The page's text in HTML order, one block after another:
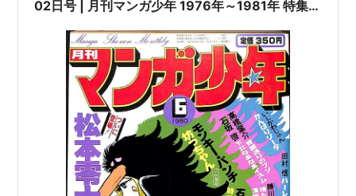
02日号 | 月刊マンガ少年 1976年～1981年 特集 |
ンキーパンチ 他 |